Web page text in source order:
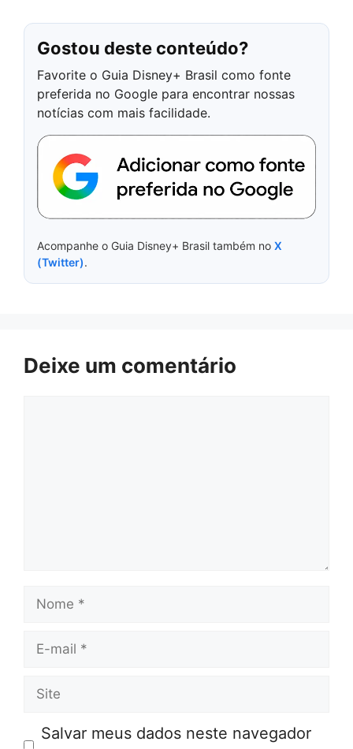
Gostou deste conteúdo?
Favorite o Guia Disney+ Brasil como fonte
preferida no Google para encontrar nossas
notícias com mais facilidade.
Acompanhe o Guia Disney+ Brasil também no X
(Twitter).
Deixe um comentário
Nome
E-
Site
Salvar meus dados neste navegador